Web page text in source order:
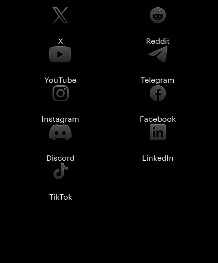
X Reddit
YouTube Telegram
Instagram Facebook
Discord LinkedIn
TikTok